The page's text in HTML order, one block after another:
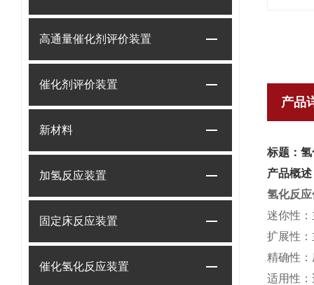
高通量催化剂评价装置
催化剂评价装置
新材料
加氢反应装置
固定床反应装置
催化氢化反应装置
产品
标题：
产品概述
氢化反应
迷你性
扩展性
精确性
适用性